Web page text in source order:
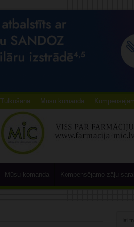
Tulkošana Mūsu komanda
Mūsu komanda Kompensējamo zāļu